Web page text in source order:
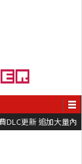
DLC更新 追加大量內